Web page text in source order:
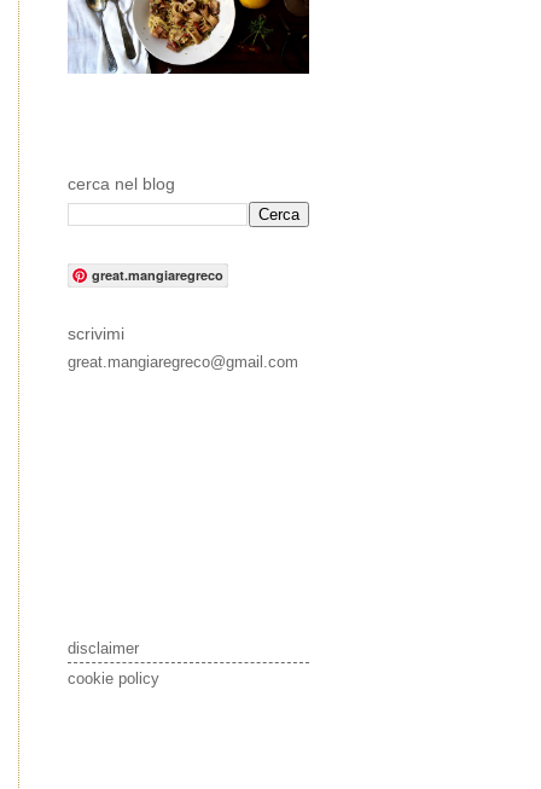
cerca nel blog
great.mangiaregreco
scrivimi
great.mangiaregreco@gmail.com
disclaimer
cookie policy